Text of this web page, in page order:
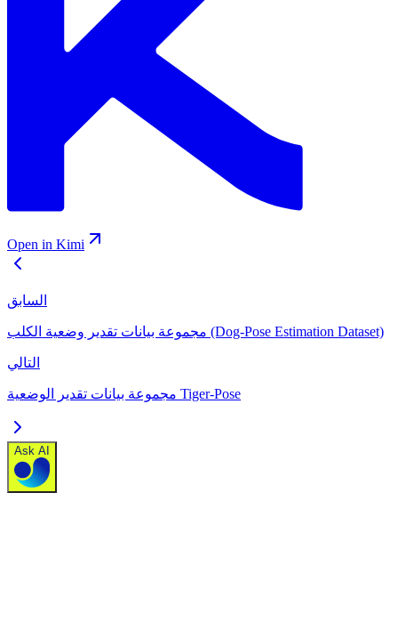
Open in Kimi
السابق
مجموعة بيانات تقدير وضعية الكلب (Dog-Pose Estimation Dataset)
التالي
مجموعة بيانات تقدير الوضعية Tiger-Pose
Ask AI